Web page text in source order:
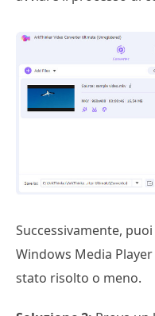
Successivamente,
Windows Media
stato risolto o meno.